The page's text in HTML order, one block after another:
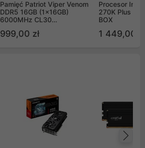
Pamięć Patriot Viper Venom
DDR5 16GB (1x16GB)
6000MHz CL30
999,00 zł
Procesor Intel
270K Plus
BOX
1 449,00 zł